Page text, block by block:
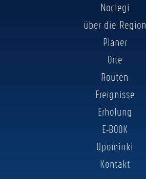
Noclegi
über die Region
Planer
Orte
Routen
Ereignisse
Erholung
E-BOOK
Upominki
Kontakt